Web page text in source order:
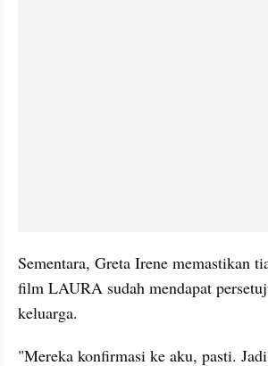
Sementara, Greta Irene memastikan
film LAURA sudah mendapat
keluarga.
"Mereka konfirmasi ke aku, pasti.